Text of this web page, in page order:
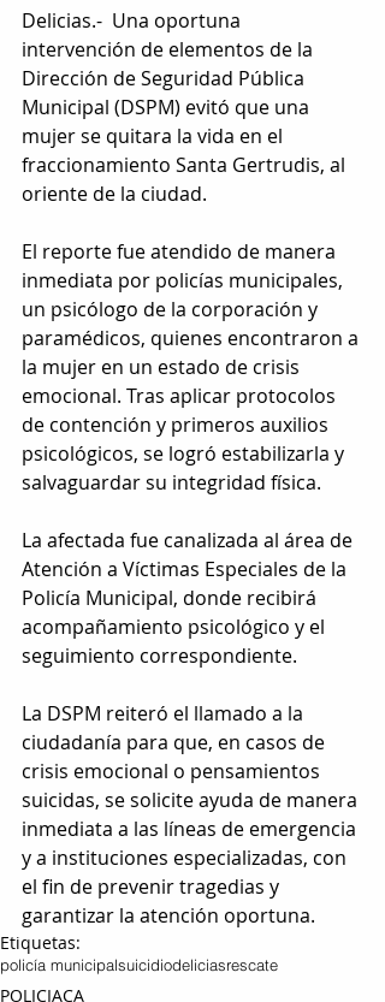
Delicias.-  Una oportuna
intervención de elementos de la
Dirección de Seguridad Pública
Municipal (DSPM) evitó que una
mujer se quitara la vida en el
fraccionamiento Santa Gertrudis, al
oriente de la ciudad.
El reporte fue atendido de manera
inmediata por policías municipales,
un psicólogo de la corporación y
paramédicos, quienes encontraron a
la mujer en un estado de crisis
emocional. Tras aplicar protocolos
de contención y primeros auxilios
psicológicos, se logró estabilizarla y
salvaguardar su integridad física.
La afectada fue canalizada al área de
Atención a Víctimas Especiales de la
Policía Municipal, donde recibirá
acompañamiento psicológico y el
seguimiento correspondiente.
La DSPM reiteró el llamado a la
ciudadanía para que, en casos de
crisis emocional o pensamientos
suicidas, se solicite ayuda de manera
inmediata a las líneas de emergencia
y a instituciones especializadas, con
el fin de prevenir tragedias y
garantizar la atención oportuna.
Etiquetas:
policía municipalsuicidiodeliciasrescate
POLICIACA